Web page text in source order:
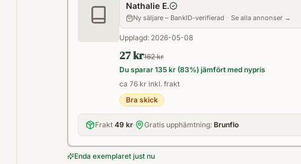
Nathalie E.
Ny säljare – BankID-verifierad · Se alla annonser →
Upplagd: 2026-05-08
27 kr162 kr
Du sparar 135 kr (83%) jämfört med nypris
ca 76 kr inkl. frakt
Bra skick
Frakt 49 kr· Gratis upphämtning: Brunflo
Enda exemplaret just nu